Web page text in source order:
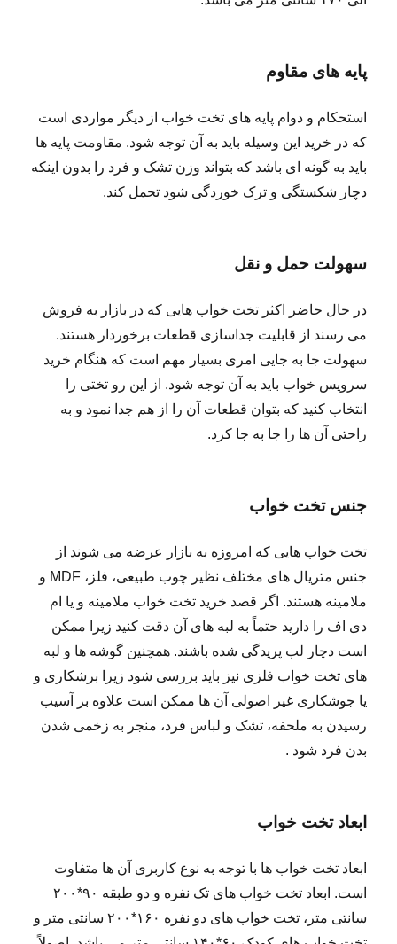
پایه های مقاوم
استحکام و دوام پایه های تخت خواب از دیگر مواردی است
که در خرید این وسیله باید به آن توجه شود. مقاومت پایه ها
باید به گونه ای باشد که بتواند وزن تشک و فرد را بدون اینکه
دچار شکستگی و ترک خوردگی شود تحمل کند.
سهولت حمل و نقل
در حال حاضر اکثر تخت خواب هایی که در بازار به فروش
می رسند از قابلیت جداسازی قطعات برخوردار هستند.
سهولت جا به جایی امری بسیار مهم است که هنگام خرید
سرویس خواب باید به آن توجه شود. از این رو تختی را
انتخاب کنید که بتوان قطعات آن را از هم جدا نمود و به
راحتی آن ها را جا به جا کرد.
جنس تخت خواب
تخت خواب هایی که امروزه به بازار عرضه می شوند از
جنس متریال های مختلف نظیر چوب طبیعی، فلز، MDF و
ملامینه هستند. اگر قصد خرید تخت خواب ملامینه و یا ام
دی اف را دارید حتماً به لبه های آن دقت کنید زیرا ممکن
است دچار لب پریدگی شده باشند. همچنین گوشه ها و لبه
های تخت خواب فلزی نیز باید بررسی شود زیرا برشکاری و
یا جوشکاری غیر اصولی آن ها ممکن است علاوه بر آسیب
رسیدن به ملحفه، تشک و لباس فرد، منجر به زخمی شدن
بدن فرد شود .
ابعاد تخت خواب
ابعاد تخت خواب ها با توجه به نوع کاربری آن ها متفاوت
است. ابعاد تخت خواب های تک نفره و دو طبقه ۹۰*۲۰۰
سانتی متر، تخت خواب های دو نفره ۱۶۰*۲۰۰ سانتی متر و